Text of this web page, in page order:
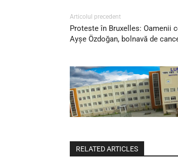
Articolul precedent
Proteste în Bruxelles: Oamenii
Ayşe Özdoğan, bolnavă de
RELATED ARTICLES